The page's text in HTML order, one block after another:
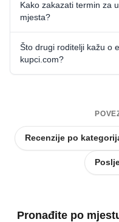
Kako zakazati termin za
mjesta?
Što drugi roditelji kažu o
kupci.com?
Recenzije po
Pronađite po